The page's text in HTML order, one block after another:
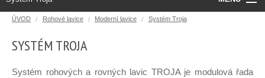
ÚVOD Rohové lavice Moderní lavice Systém Troja
SYSTÉM TROJA
Systém rohových a rovných lavic TROJA je modulová řada